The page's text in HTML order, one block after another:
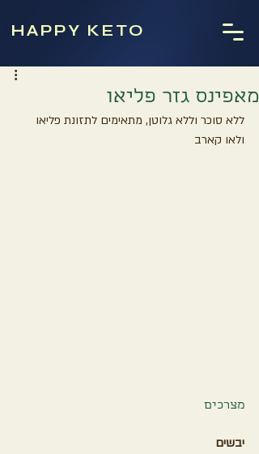
HAPPY KETO
מאפינס גזר פליאו
ללא סוכר וללא גלוטן, מתאימים לתזונת פליאו
ולאו קארב
מצרכים
יבשים